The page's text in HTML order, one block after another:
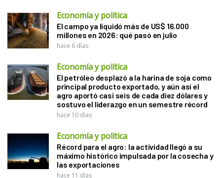
Economía y política
El campo ya liquidó más de US$ 16.000
millones en 2026: qué pasó en julio
hace 6 días
Economía y política
El petróleo desplazó a la harina de soja como
principal producto exportado, y aún así el
agro aportó casi seis de cada diez dólares y
sostuvo el liderazgo en un semestre récord
hace 10 días
Economía y política
Récord para el agro: la actividad llegó a su
máximo histórico impulsada por la cosecha y
las exportaciones
hace 11 días